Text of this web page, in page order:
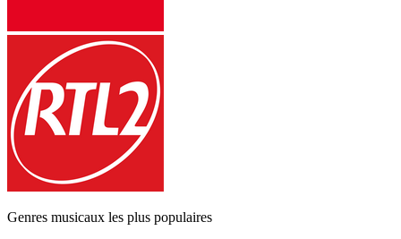
Genres musicaux les plus populaires